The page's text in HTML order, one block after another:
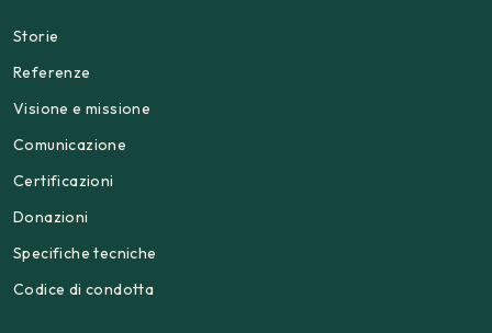
Storie
Referenze
Visione e missione
Comunicazione
Certificazioni
Donazioni
Specifiche tecniche
Codice di condotta